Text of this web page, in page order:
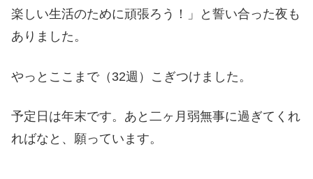
楽しい生活のために頑張ろう！」と誓い合った夜も
ありました。
やっとここまで（32週）こぎつけました。
予定日は年末です。あと二ヶ月弱無事に過ぎてくれ
ればなと、願っています。